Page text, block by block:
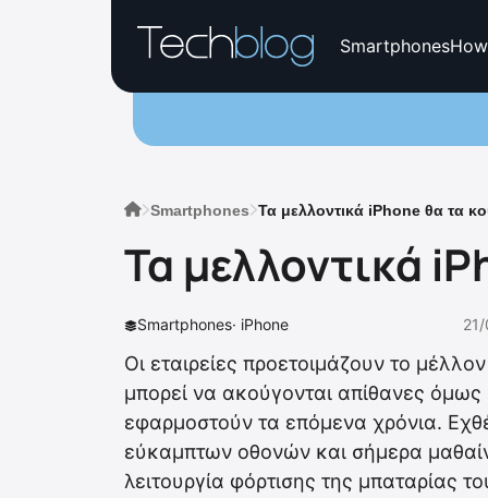
Smartphones
Smartphones Τα μελλοντικά iPhone θα τα
Τα μελλοντικά
Smartphones· iPhone
Οι εταιρείες προετοιμάζουν το
μπορεί να ακούγονται απίθανες
εφαρμοστούν τα επόμενα χρόνια.
εύκαμπτων οθονών και σήμερα
λειτουργία φόρτισης της μπαταρίας